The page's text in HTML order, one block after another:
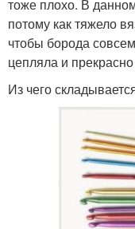
тоже плохо. В
потому как тяжело
чтобы борода
цепляла и
Из чего